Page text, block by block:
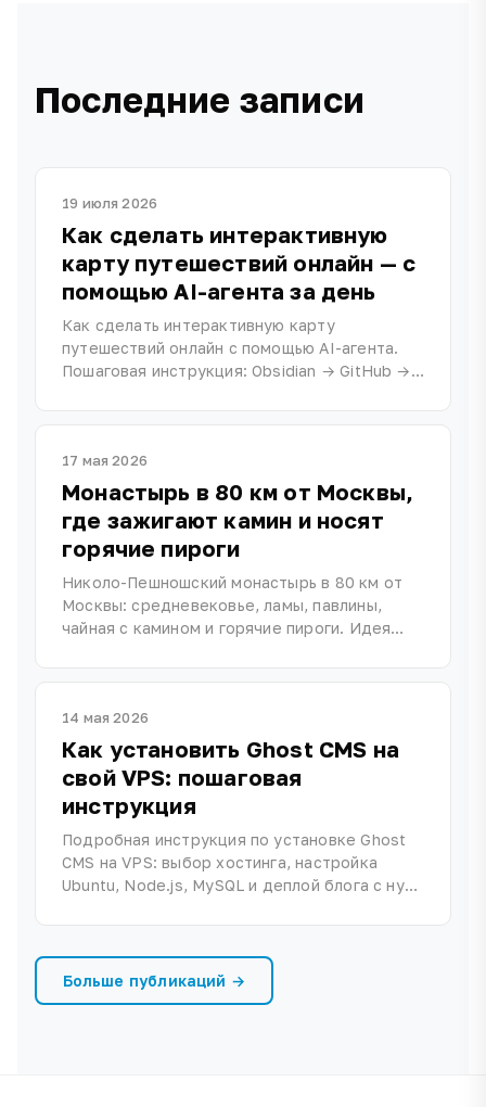
Последние записи
19 июля 2026
Как сделать интерактивную
карту путешествий онлайн — с
помощью AI-агента за день
Как сделать интерактивную карту
путешествий онлайн с помощью AI-агента.
Пошаговая инструкция: Obsidian → GitHub →
17 мая 2026
Монастырь в 80 км от Москвы,
где зажигают камин и носят
горячие пироги
Николо-Пешношский монастырь в 80 км от
Москвы: средневековье, ламы, павлины,
чайная с камином и горячие пироги. Идея
14 мая 2026
Как установить Ghost CMS на
свой VPS: пошаговая
инструкция
Подробная инструкция по установке Ghost
CMS на VPS: выбор хостинга, настройка
Ubuntu, Node.js, MySQL и деплой блога с нуля
Больше публикаций →